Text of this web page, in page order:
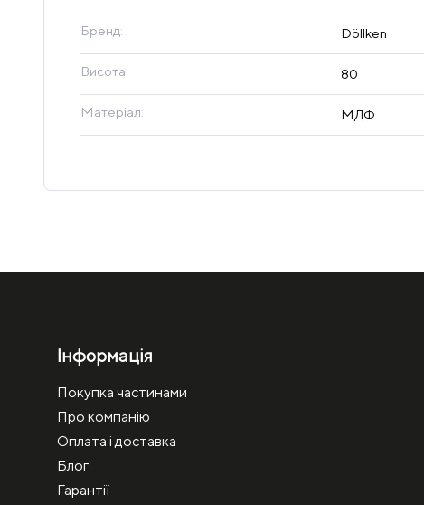
Бренд: Döllken
Висота: 80
Матеріал: МДФ
Інформація
Покупка частинами
Про компанію
Оплата і доставка
Блог
Гарантії